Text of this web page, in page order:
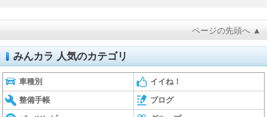
ページの先頭へ ▲
みんカラ 人気のカテゴリ
車種別 イイね！
整備手帳 ブログ